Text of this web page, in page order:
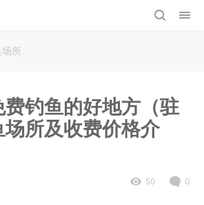
所
钓鱼的好地方（驻
所及收费价格介
50 0